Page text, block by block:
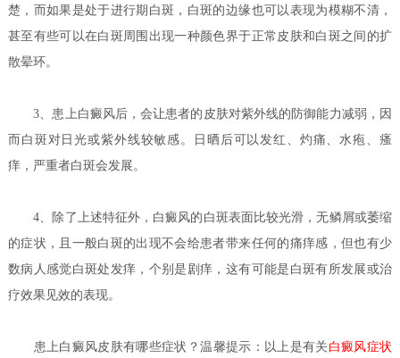
楚，而如果是处于进行期白斑，白斑的边缘也可以表现为模糊不清，
甚至有些可以在白斑周围出现一种颜色界于正常皮肤和白斑之间的扩
散晕环。
3、患上白癜风后，会让患者的皮肤对紫外线的防御能力减弱，因
而白斑对日光或紫外线较敏感。日晒后可以发红、灼痛、水疱、瘙
痒，严重者白斑会发展。
4、除了上述特征外，白癜风的白斑表面比较光滑，无鳞屑或萎缩
的症状，且一般白斑的出现不会给患者带来任何的痛痒感，但也有少
数病人感觉白斑处发痒，个别是剧痒，这有可能是白斑有所发展或治
疗效果见效的表现。
患上白癜风皮肤有哪些症状？温馨提示：以上是有关 白癜风症状